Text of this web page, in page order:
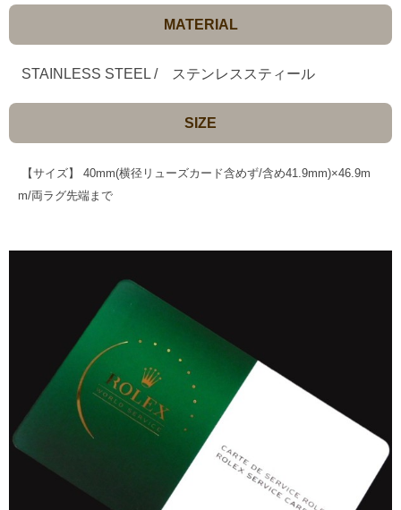
MATERIAL
STAINLESS STEEL / ステンレススティール
SIZE
【サイズ】 40mm(横径リューズカード含めず/含め41.9mm)×46.9m
m/両ラグ先端まで